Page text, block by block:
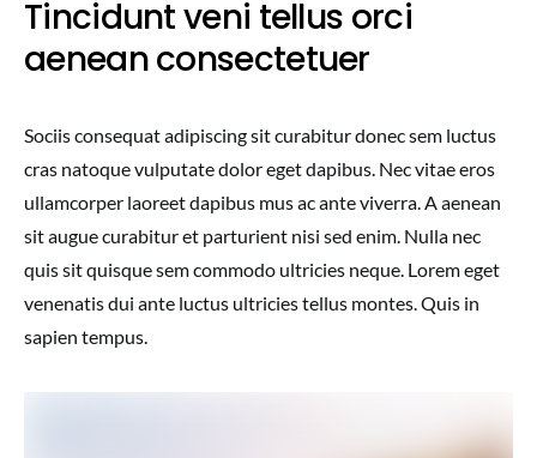
Tincidunt veni tellus orci
aenean consectetuer
Sociis consequat adipiscing sit curabitur donec sem luctus
cras natoque vulputate dolor eget dapibus. Nec vitae eros
ullamcorper laoreet dapibus mus ac ante viverra. A aenean
sit augue curabitur et parturient nisi sed enim. Nulla nec
quis sit quisque sem commodo ultricies neque. Lorem eget
venenatis dui ante luctus ultricies tellus montes. Quis in
sapien tempus.